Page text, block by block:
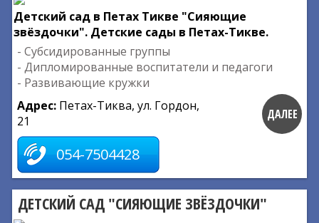
Детский сад в Петах Тикве "Сияющие
звёздочки". Детские сады в Петах-Тикве.
- Субсидированные группы
- Дипломированные воспитатели и педагоги
- Развивающие кружки
Адрес: Петах-Тиква, ул. Гордон,
21
054-7504428
ДАЛЕЕ
ДЕТСКИЙ САД "СИЯЮЩИЕ ЗВЁЗДОЧКИ"